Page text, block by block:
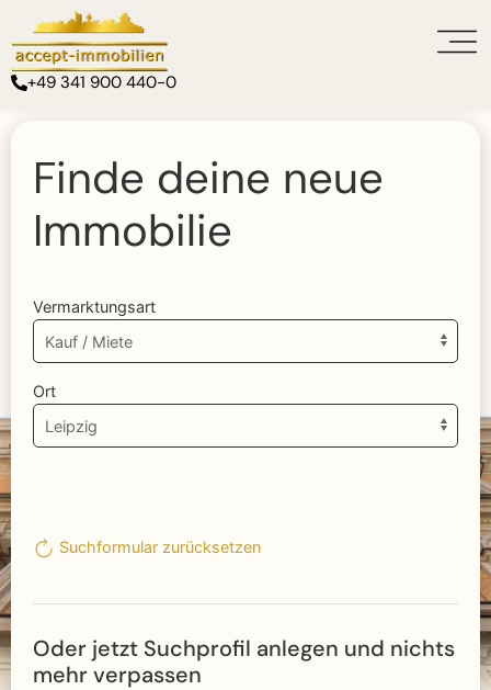
+49 341 900 440-0
Finde deine neue
Immobilie
Vermarktungsart
Ort
Suchformular zurücksetzen
Oder jetzt Suchprofil anlegen und nichts
mehr verpassen